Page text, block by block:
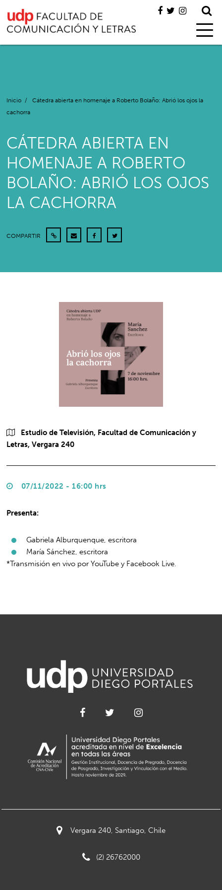
Inicio /
Cátedra abierta en homenaje a Roberto Bolaño: Abrió los ojos la
cachorra
CÁTEDRA ABIERTA EN
HOMENAJE A ROBERTO
BOLAÑO: ABRIÓ LOS OJOS
LA CACHORRA
COMPARTIR
Estudio de Televisión, Facultad de Comunicación y
Letras, Vergara 240
07/11/2022 - 16:00 hrs
Presenta:
Gabriela Alburquenque, escritora
María Sánchez, escritora
*Transmisión en vivo por YouTube y Facebook Live.
Vergara 240, Santiago, Chile
(2) 26762000